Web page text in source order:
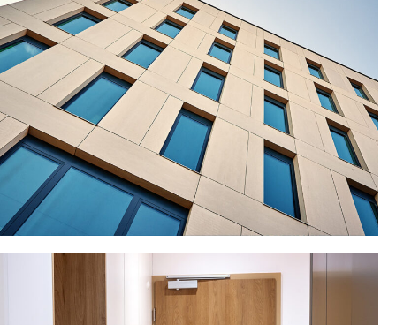
ΠΕΡΙΣΣΟΤΕΡΑ
ΠΡΟΣΟΨΕΙΣ ΚΤΙΡΙΩΝ
& ΕΞΩΤΕΡΙΚΕΣ ΚΑΤΑΣΚΕΥΕΣ